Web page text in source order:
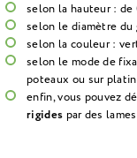
selon la hauteur : de
selon le diamètre du
selon la couleur :
selon le mode de
poteaux ou sur
enfin, vous pouvez
rigides par des